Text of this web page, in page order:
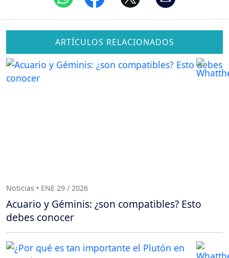
ARTÍCULOS RELACIONADOS
Noticias • ENE 29 / 2026
Acuario y Géminis: ¿son compatibles? Esto
debes conocer